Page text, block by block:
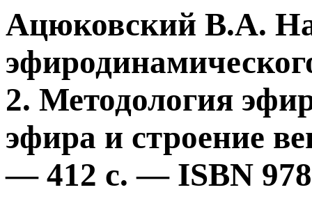
Ацюковский В.А.
2. Методология
эфира и строение
— 412 с. — ISBN